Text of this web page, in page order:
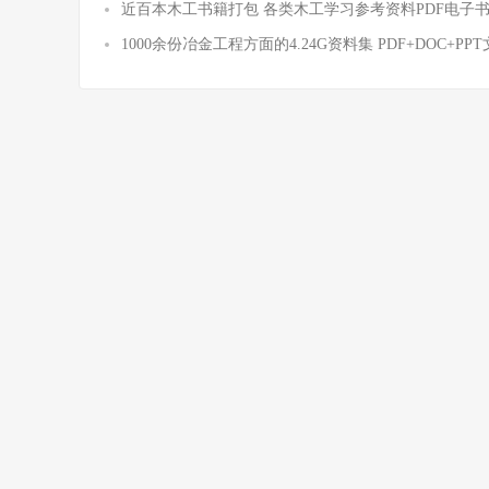
近百本木工书籍打包 各类木工学习参考资料PDF电子书
1000余份冶金工程方面的4.24G资料集 PDF+DOC+PPT